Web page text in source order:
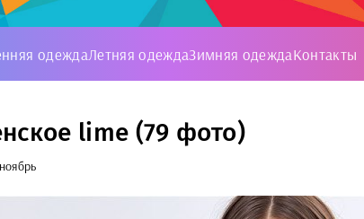
одеждаЛетняя одеждаЗимняя одеждаКонтакты
lime (79 фото)